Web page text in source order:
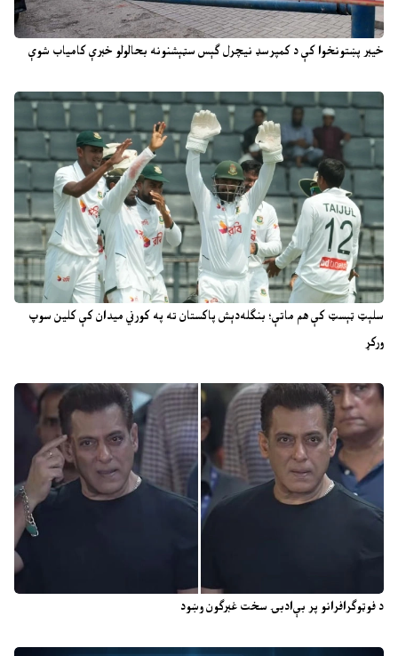
خیبر پښتونخوا کې د کمپرسډ نیچرل ګېس سټېشنونه بحالولو خبرې کامیاب شوې
سلېټ ټېسټ کې هم ماتې؛ بنګله‌دېش پاکستان ته په کورني میدان کې کلین سوپ
ورکړ
د فوټوګرافرانو پر بې‌ادبۍ سخت غبرګون وښود